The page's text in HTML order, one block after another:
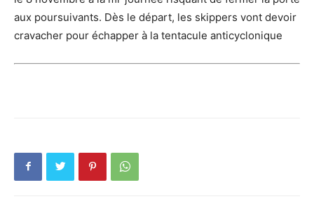
aux poursuivants. Dès le départ, les skippers vont devoir
cravacher pour échapper à la tentacule anticyclonique